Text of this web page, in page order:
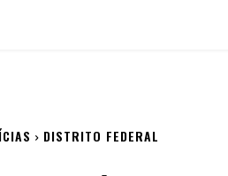
DISTRITO FEDERAL